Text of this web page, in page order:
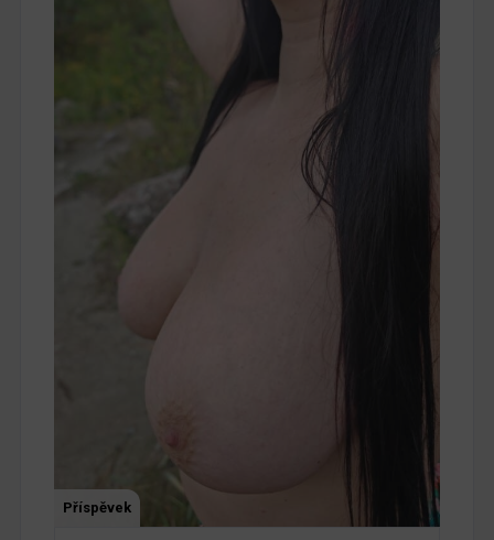
Příspěvek